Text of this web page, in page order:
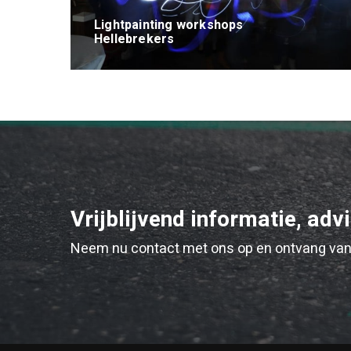
Lightpainting workshops
Hellebrekers
Vrijblijvend informatie,
Neem nu contact met ons op en ontvang